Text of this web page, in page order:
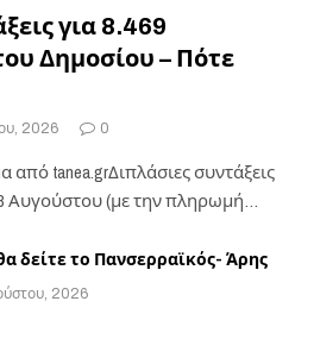
για 8.469
Δημοσίου – Πότε
2026 0
tanea.grΔιπλάσιες συντάξεις
Αυγούστου (με την πληρωμή
δείτε το Πανσερραϊκός- Άρης
2026